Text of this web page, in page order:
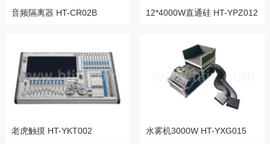
音频隔离器 HT-CR02B 12*4000W直通硅 HT-YPZ012
老虎触摸 HT-YKT002 水雾机3000W HT-YXG015